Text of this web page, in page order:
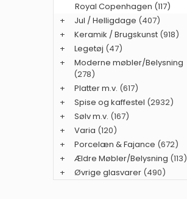
Royal Copenhagen (117)
+
Jul / Helligdage (407)
+
Keramik / Brugskunst (918)
+
Legetøj (47)
+
Moderne møbler/Belysning
(278)
+
Platter m.v. (617)
+
Spise og kaffestel (2932)
+
Sølv m.v. (167)
+
Varia (120)
+
Porcelæn & Fajance (672)
+
Ældre Møbler/Belysning (113)
+
Øvrige glasvarer (490)